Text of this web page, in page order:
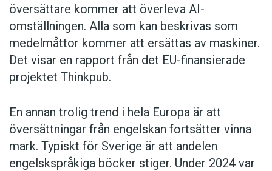
översättare ­kommer att överleva AI-
omställningen. Alla som kan beskrivas som
medelmåttor kommer att ersättas av maskiner.
Det visar en rapport från det EU-finansierade
projektet Thinkpub.
En annan trolig trend i hela Europa är att
översättningar från engelskan fortsätter vinna
mark. Typiskt för Sverige är att andelen
engelskspråkiga böcker stiger. Under 2024 var